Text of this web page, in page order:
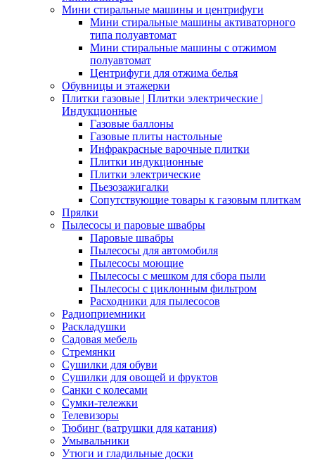
Мини стиральные машины и центрифуги
Мини стиральные машины активаторного
типа полуавтомат
Мини стиральные машины с отжимом
полуавтомат
Центрифуги для отжима белья
Обувницы и этажерки
Плитки газовые | Плитки электрические |
Индукционные
Газовые баллоны
Газовые плиты настольные
Инфракрасные варочные плитки
Плитки индукционные
Плитки электрические
Пьезозажигалки
Сопутствующие товары к газовым плиткам
Прялки
Пылесосы и паровые швабры
Паровые швабры
Пылесосы для автомобиля
Пылесосы моющие
Пылесосы с мешком для сбора пыли
Пылесосы с циклонным фильтром
Расходники для пылесосов
Радиоприемники
Раскладушки
Садовая мебель
Стремянки
Сушилки для обуви
Сушилки для овощей и фруктов
Санки с колесами
Сумки-тележки
Телевизоры
Тюбинг (ватрушки для катания)
Умывальники
Утюги и гладильные доски